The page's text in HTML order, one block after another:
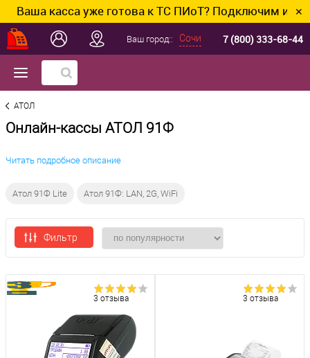
касса уже готова к ТС ПИоТ? Подключим и ✕
Ваш город:: Сочи 7 (800) 333-68-44
АТОЛ
Онлайн-кассы АТОЛ 91Ф
Читать подробное описание
Атол 91Ф Lite Атол 91Ф: LAN, 2G, WiFi
Фильтр
3 отзыва 3 отзыва